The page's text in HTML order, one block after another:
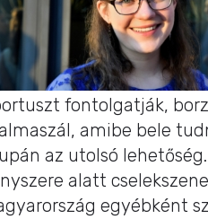
fontolgatják,
amibe bele
az utolsó
alatt
egyébként